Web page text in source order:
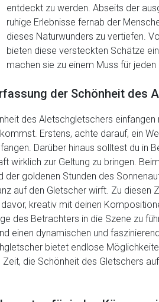
entdeckt zu werden. Abseits der
ruhige Erlebnisse fernab der
dieses Naturwunders zu vertiefen.
bieten diese versteckten Schätze
machen sie zu einem Muss für
der Schönheit des
des Aletschgletschers
Erstens, achte darauf, ein
Darüber hinaus solltest du in
wirklich zur Geltung zu bringen.
der goldenen Stunden des
auf den Gletscher wirft. Zu diesen
kreativ mit deinen
des Betrachters in die Szene zu
einen dynamischen und
bietet endlose
die Schönheit des Gletschers